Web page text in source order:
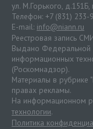
ул. М.Горького, д.151Б,
Телефон: +7 (831) 233-
E-mail: info@niann.ru
Реестровая запись
Выдано Федеральной
информационных
(Роскомнадзор).
Материалы в рубрике
правах рекламы.
На информационном
технологии.
Политика